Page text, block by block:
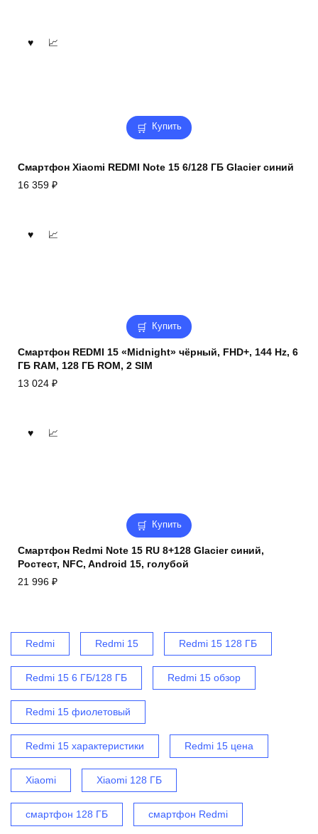
Купить
Смартфон Xiaomi REDMI Note 15 6/128 ГБ Glacier синий
16 359 ₽
Купить
Смартфон REDMI 15 «Midnight» чёрный, FHD+, 144 Hz, 6
ГБ RAM, 128 ГБ ROM, 2 SIM
13 024 ₽
Купить
Смартфон Redmi Note 15 RU 8+128 Glacier синий,
Ростест, NFC, Android 15, голубой
21 996 ₽
Redmi Redmi 15 Redmi 15 128 ГБ
Redmi 15 6 ГБ/128 ГБ Redmi 15 обзор
Redmi 15 фиолетовый
Redmi 15 характеристики Redmi 15 цена
Xiaomi Xiaomi 128 ГБ
смартфон 128 ГБ смартфон Redmi